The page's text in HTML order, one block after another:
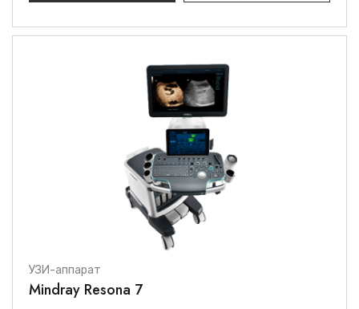
УЗИ-аппарат
Mindray Resona 7